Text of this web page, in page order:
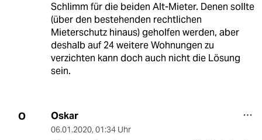
Schlimm für die beiden Alt-Mieter. Denen sollte
(über den bestehenden rechtlichen
Mieterschutz hinaus) geholfen werden, aber
deshalb auf 24 weitere Wohnungen zu
verzichten kann doch auch nicht die Lösung
sein.
O Oskar
06.01.2020, 01:34 Uhr